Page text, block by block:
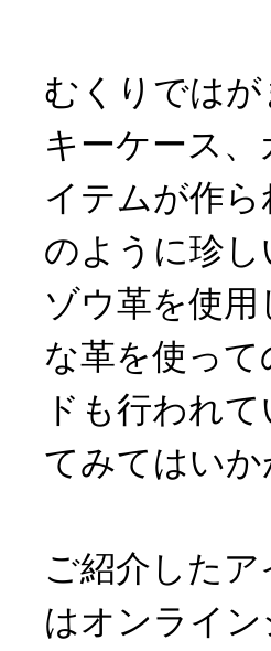
むくりでは
キーケース
イテムが作
のように珍
ゾウ革を使
な革を使っ
ドも行われ
てみてはい
ご紹介した
はオンライ